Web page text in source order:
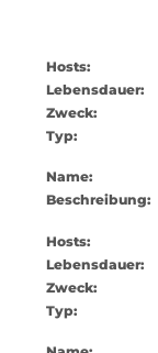
Hosts:
Lebensdauer:
Zweck:
Typ:
Name:
Beschreibung:
Hosts:
Lebensdauer:
Zweck:
Typ: